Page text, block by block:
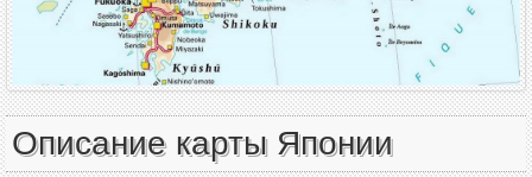
Описание карты Японии